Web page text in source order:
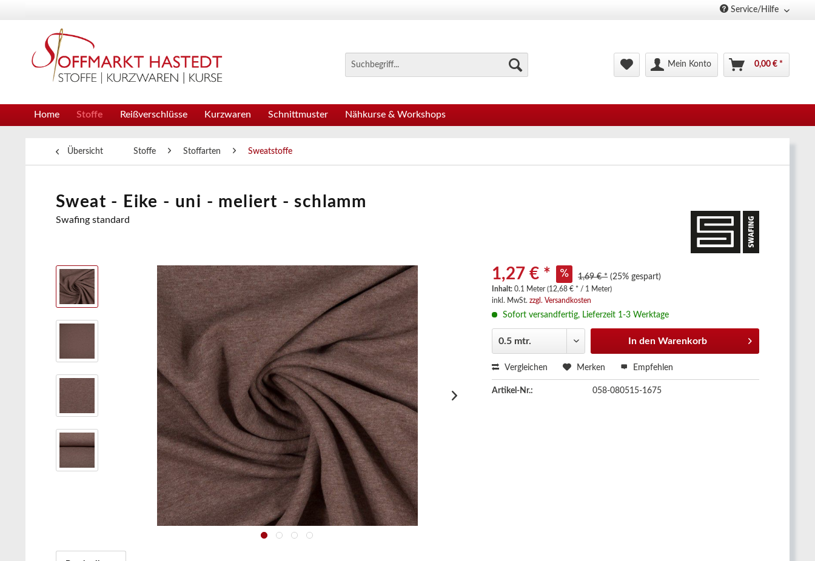
Service/Hilfe
Mein Konto 0,00 € *
Home Stoffe Reißverschlüsse Kurzwaren Schnittmuster Nähkurse & Workshops
Übersicht Stoffe Stoffarten Sweatstoffe
Sweat - Eike - uni - meliert - schlamm
Swafing standard
1,27 € * 1,69 € * (25% gespart)
Inhalt:0.1 Meter (12,68 € * / 1 Meter)
inkl. MwSt.zzgl. Versandkosten
Sofort versandfertig, Lieferzeit 1-3 Werktage
In den Warenkorb
Vergleichen Merken Empfehlen
Artikel-Nr.: 058-080515-1675